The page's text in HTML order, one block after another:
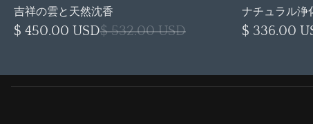
吉祥の雲と天然沈香
$ 450.00 USD$ 532.00 USD
ナチュラル浄
$ 336.00